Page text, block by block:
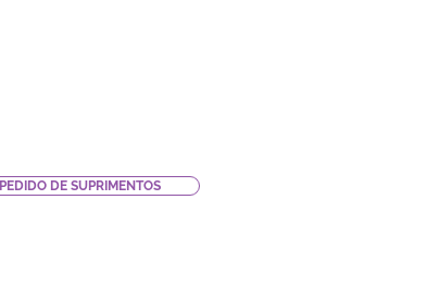
PEDIDO DE SUPRIMENTOS